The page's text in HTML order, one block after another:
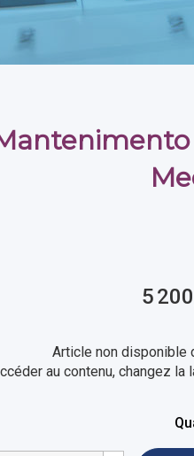
5
Article non disponible
au contenu, changez la